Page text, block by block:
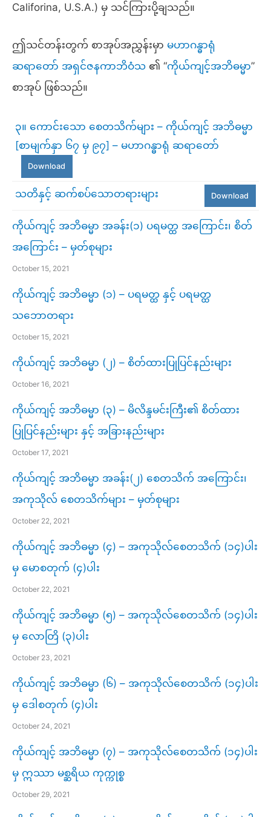
Califorina, U.S.A.) မှ သင်ကြားပို့ချသည်။
ဤသင်တန်းတွက် စာအုပ်အညွှန်းမှာ မဟာဂန္ဓာရုံ
ဆရာတော် အရှင်ဇနကာဘိဝံသ ၏ “ကိုယ်ကျင့်အဘိဓမ္မာ”
စာအုပ် ဖြစ်သည်။
၃။ ကောင်းသော စေတသိက်များ – ကိုယ်ကျင့် အဘိဓမ္မာ
[စာမျက်နှာ ၆၇ မှ ၉၇] – မဟာဂန္ဓာရုံ ဆရာတော်
Download
သတိနှင့် ဆက်စပ်သောတရားများ Download
ကိုယ်ကျင့် အဘိဓမ္မာ အခန်း(၁) ပရမတ္ထ အကြောင်း၊ စိတ်
အကြောင်း – မှတ်စုများ
October 15, 2021
ကိုယ်ကျင့် အဘိဓမ္မာ (၁) – ပရမတ္ထ နှင့် ပရမတ္ထ
သဘောတရား
October 15, 2021
ကိုယ်ကျင့် အဘိဓမ္မာ (၂) – စိတ်ထားပြုပြင်နည်းများ
October 16, 2021
ကိုယ်ကျင့် အဘိဓမ္မာ (၃) – မိလိန္ဒမင်းကြီး၏ စိတ်ထား
ပြုပြင်နည်းများ နှင့် အခြားနည်းများ
October 17, 2021
ကိုယ်ကျင့် အဘိဓမ္မာ အခန်း(၂) စေတသိက် အကြောင်း၊​
အကုသိုလ် စေတသိက်များ – မှတ်စုများ
October 22, 2021
ကိုယ်ကျင့် အဘိဓမ္မာ (၄) – အကုသိုလ်စေတသိက် (၁၄)ပါး
မှ မောစတုက် (၄)ပါး
October 22, 2021
ကိုယ်ကျင့် အဘိဓမ္မာ (၅) – အကုသိုလ်စေတသိက် (၁၄)ပါး
မှ လောတြိ (၃)ပါး
October 23, 2021
ကိုယ်ကျင့် အဘိဓမ္မာ (၆) – အကုသိုလ်စေတသိက် (၁၄)ပါး
မှ ဒေါစတုက် (၄)ပါး
October 24, 2021
ကိုယ်ကျင့် အဘိဓမ္မာ (၇) – အကုသိုလ်စေတသိက် (၁၄)ပါး
မှ ဣဿာ မစ္ဆရိယ ကုက္ကုစ္စ
October 29, 2021